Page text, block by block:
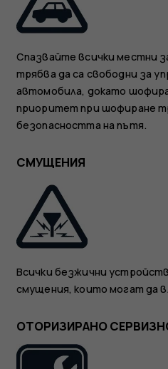
Спазвайте всички местни
трябва да са свободни за
автомобила, докато
приоритет при шофиране
безопасността на пътя.
СМУЩЕНИЯ
Всички безжични
смущения, които могат да
ОТОРИЗИРАНО